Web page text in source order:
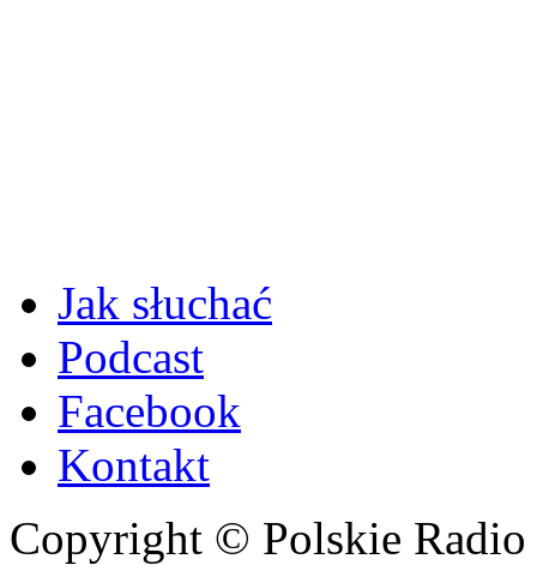
Jak słuchać
Podcast
Facebook
Kontakt
Copyright © Polskie